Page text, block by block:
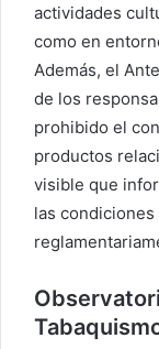
actividades
como en
Además, el
de los
prohibido el
productos
visible que
las